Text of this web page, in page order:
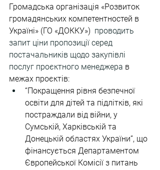
Громадська організація «Розвиток
громадянських компетентностей в
Україні» (ГО «ДОККУ») проводить
запит ціни пропозиції серед
постачальників щодо закупівлі
послуг проєктного менеджера в
межах проєктів:
“Покращення рівня безпечної
освіти для дітей та підлітків, які
постраждали від війни, у
Сумській, Харківській та
Донецькій областях України”, що
фінансується Департаментом
Європейської Комісії з питань